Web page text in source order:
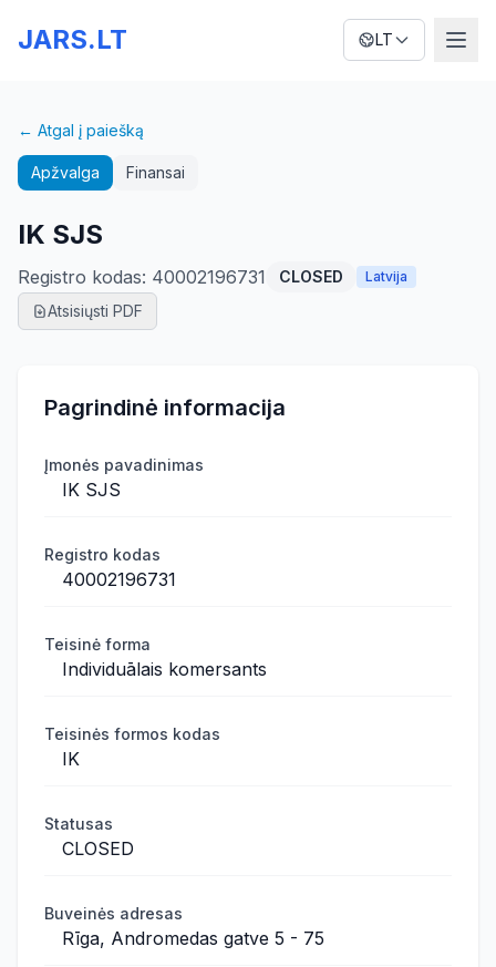
JARS.LT LT
← Atgal į paiešką
Apžvalga Finansai
IK SJS
Registro kodas: 40002196731 CLOSED Latvija
Atsisiųsti PDF
Pagrindinė informacija
Įmonės pavadinimas
IK SJS
Registro kodas
40002196731
Teisinė forma
Individuālais komersants
Teisinės formos kodas
IK
Statusas
CLOSED
Buveinės adresas
Rīga, Andromedas gatve 5 - 75